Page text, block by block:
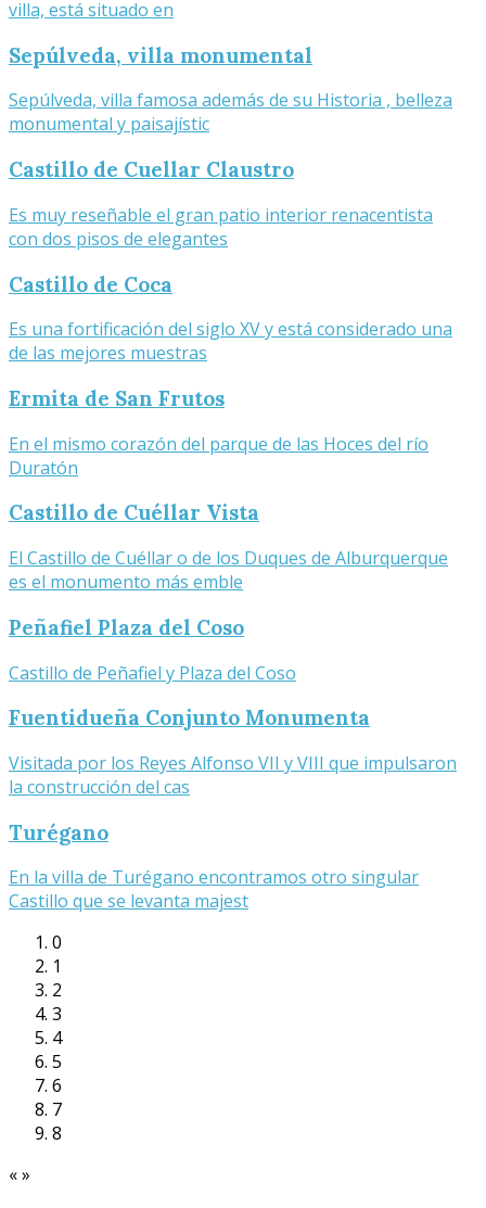
villa, está situado en
Sepúlveda, villa monumental
Sepúlveda, villa famosa además de su Historia , belleza
monumental y paisajístic
Castillo de Cuellar Claustro
Es muy reseñable el gran patio interior renacentista
con dos pisos de elegantes
Castillo de Coca
Es una fortificación del siglo XV y está considerado una
de las mejores muestras
Ermita de San Frutos
En el mismo corazón del parque de las Hoces del río
Duratón
Castillo de Cuéllar Vista
El Castillo de Cuéllar o de los Duques de Alburquerque
es el monumento más emble
Peñafiel Plaza del Coso
Castillo de Peñafiel y Plaza del Coso
Fuentidueña Conjunto Monumenta
Visitada por los Reyes Alfonso VII y VIII que impulsaron
la construcción del cas
Turégano
En la villa de Turégano encontramos otro singular
Castillo que se levanta majest
0
1
2
3
4
5
6
7
8
«»